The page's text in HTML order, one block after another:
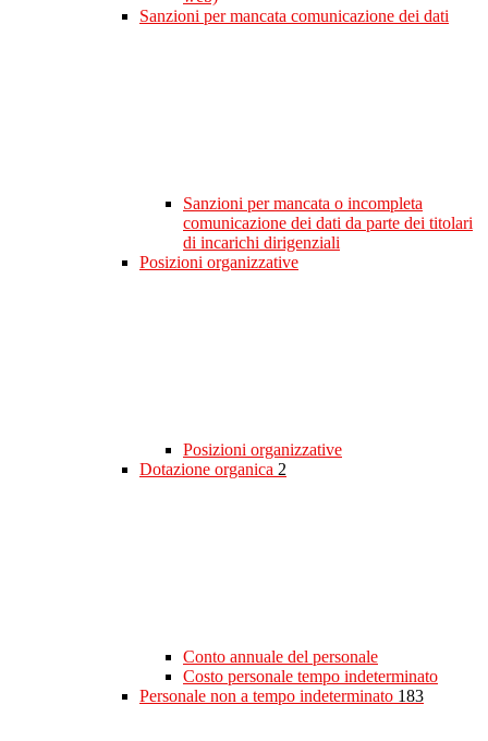
Sanzioni per mancata comunicazione dei dati
Sanzioni per mancata o incompleta
comunicazione dei dati da parte dei titolari
di incarichi dirigenziali
Posizioni organizzative
Posizioni organizzative
Dotazione organica 2
Conto annuale del personale
Costo personale tempo indeterminato
Personale non a tempo indeterminato 183